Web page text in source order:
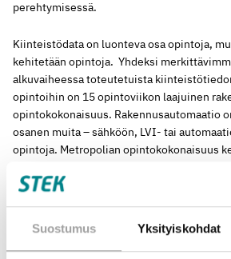
Suostumus Yksityiskohdat
perehtymisessä.
Kiinteistödata on luonteva osa opintoja,
kehitetään opintoja. Yhdeksi
alkuvaiheessa toteutetuista
opintoihin on 15 opintoviikon laajuinen
opintokokonaisuus. Rakennusautomaatio
osanen muita – sähköön, LVI- tai
opintoja. Metropolian opintokokonaisuus
osassa älykampuksen mahdollisuuksia
avulla yhä monipuolisemmin.